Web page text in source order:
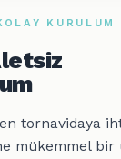
KURULUM
tornavidaya
mükemmel bir